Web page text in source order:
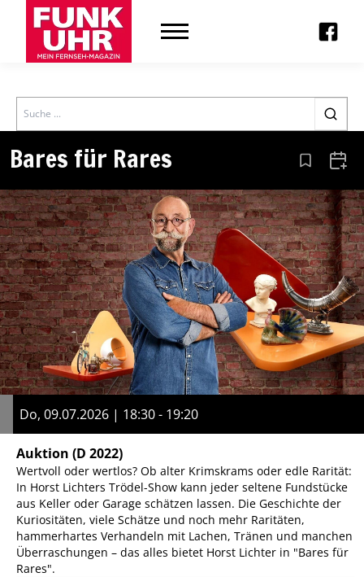
Search
Bares für Rares Aus den
Do, 09.07.2026 | 18:30 - 19:20
Auktion (D 2022)
Wertvoll oder wertlos? Ob alter Krimskrams oder edle Rarität:
In Horst Lichters Trödel-Show kann jeder seltene Fundstücke
aus Keller oder Garage schätzen lassen. Die Geschichte der
Kuriositäten, viele Schätze und noch mehr Raritäten,
hammerhartes Verhandeln mit Lachen, Tränen und manchen
Überraschungen – das alles bietet Horst Lichter in "Bares für
Rares".